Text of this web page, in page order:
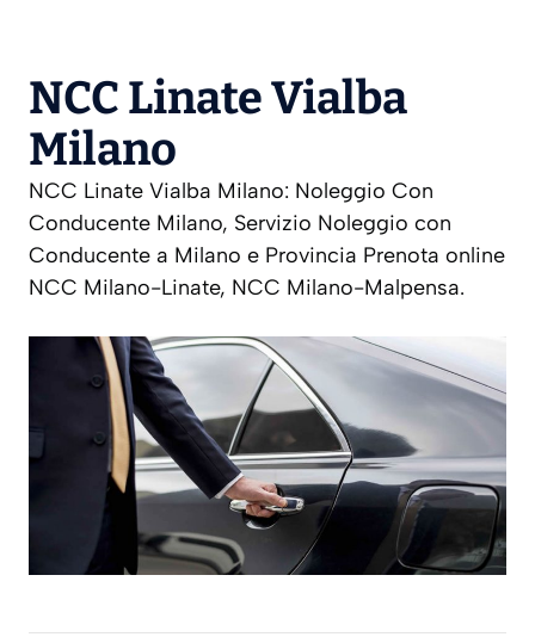
NCC Linate Vialba
Milano
NCC Linate Vialba Milano: Noleggio Con
Conducente Milano, Servizio Noleggio con
Conducente a Milano e Provincia Prenota online
NCC Milano-Linate, NCC Milano-Malpensa.